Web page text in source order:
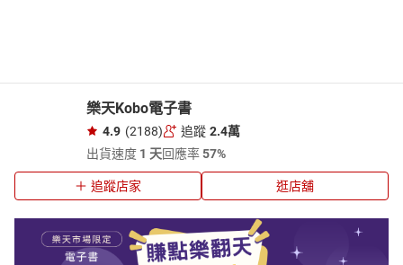
樂天Kobo電子書
4.9 (2188) 追蹤 2.4萬
出貨速度 1 天回應率57%
追蹤店家 逛店舖